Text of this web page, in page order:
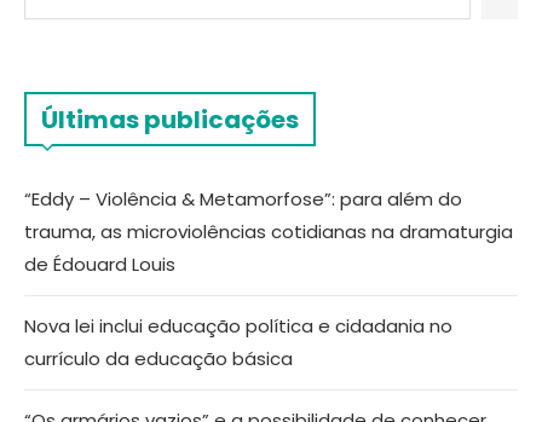
Últimas publicações
“Eddy – Violência & Metamorfose”: para além do
trauma, as microviolências cotidianas na dramaturgia
de Édouard Louis
Nova lei inclui educação política e cidadania no
currículo da educação básica